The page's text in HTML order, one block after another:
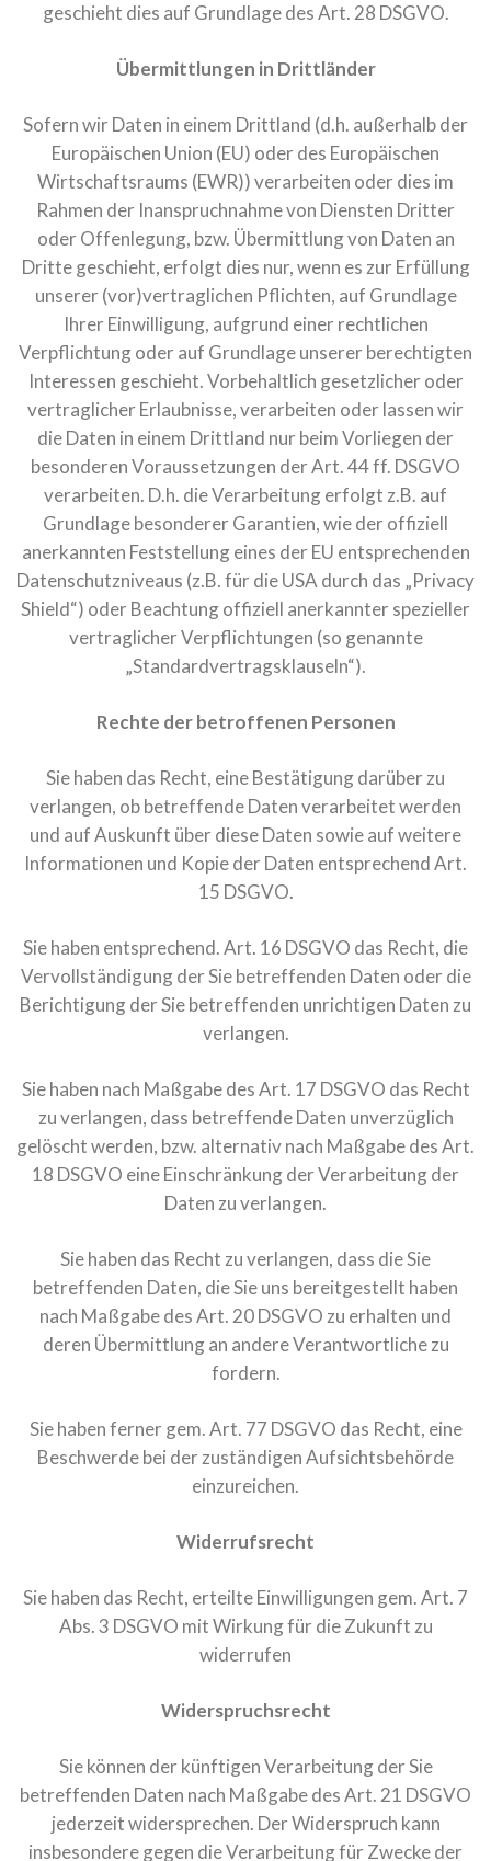
geschieht dies auf Grundlage des Art. 28 DSGVO.
Übermittlungen in Drittländer
Sofern wir Daten in einem Drittland (d.h. außerhalb der
Europäischen Union (EU) oder des Europäischen
Wirtschaftsraums (EWR)) verarbeiten oder dies im
Rahmen der Inanspruchnahme von Diensten Dritter
oder Offenlegung, bzw. Übermittlung von Daten an
Dritte geschieht, erfolgt dies nur, wenn es zur Erfüllung
unserer (vor)vertraglichen Pflichten, auf Grundlage
Ihrer Einwilligung, aufgrund einer rechtlichen
Verpflichtung oder auf Grundlage unserer berechtigten
Interessen geschieht. Vorbehaltlich gesetzlicher oder
vertraglicher Erlaubnisse, verarbeiten oder lassen wir
die Daten in einem Drittland nur beim Vorliegen der
besonderen Voraussetzungen der Art. 44 ff. DSGVO
verarbeiten. D.h. die Verarbeitung erfolgt z.B. auf
Grundlage besonderer Garantien, wie der offiziell
anerkannten Feststellung eines der EU entsprechenden
Datenschutzniveaus (z.B. für die USA durch das „Privacy
Shield“) oder Beachtung offiziell anerkannter spezieller
vertraglicher Verpflichtungen (so genannte
„Standardvertragsklauseln“).
Rechte der betroffenen Personen
Sie haben das Recht, eine Bestätigung darüber zu
verlangen, ob betreffende Daten verarbeitet werden
und auf Auskunft über diese Daten sowie auf weitere
Informationen und Kopie der Daten entsprechend Art.
15 DSGVO.
Sie haben entsprechend. Art. 16 DSGVO das Recht, die
Vervollständigung der Sie betreffenden Daten oder die
Berichtigung der Sie betreffenden unrichtigen Daten zu
verlangen.
Sie haben nach Maßgabe des Art. 17 DSGVO das Recht
zu verlangen, dass betreffende Daten unverzüglich
gelöscht werden, bzw. alternativ nach Maßgabe des Art.
18 DSGVO eine Einschränkung der Verarbeitung der
Daten zu verlangen.
Sie haben das Recht zu verlangen, dass die Sie
betreffenden Daten, die Sie uns bereitgestellt haben
nach Maßgabe des Art. 20 DSGVO zu erhalten und
deren Übermittlung an andere Verantwortliche zu
fordern.
Sie haben ferner gem. Art. 77 DSGVO das Recht, eine
Beschwerde bei der zuständigen Aufsichtsbehörde
einzureichen.
Widerrufsrecht
Sie haben das Recht, erteilte Einwilligungen gem. Art. 7
Abs. 3 DSGVO mit Wirkung für die Zukunft zu
widerrufen
Widerspruchsrecht
Sie können der künftigen Verarbeitung der Sie
betreffenden Daten nach Maßgabe des Art. 21 DSGVO
jederzeit widersprechen. Der Widerspruch kann
insbesondere gegen die Verarbeitung für Zwecke der